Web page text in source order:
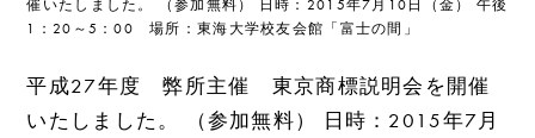
催いたしました。 （参加無料） 日時：2015年7月10日（金） 午後
1：20～5：00 場所：東海大学校友会館「富士の間」
平成27年度 弊所主催 東京商標説明会を開催
いたしました。 （参加無料） 日時：2015年7月